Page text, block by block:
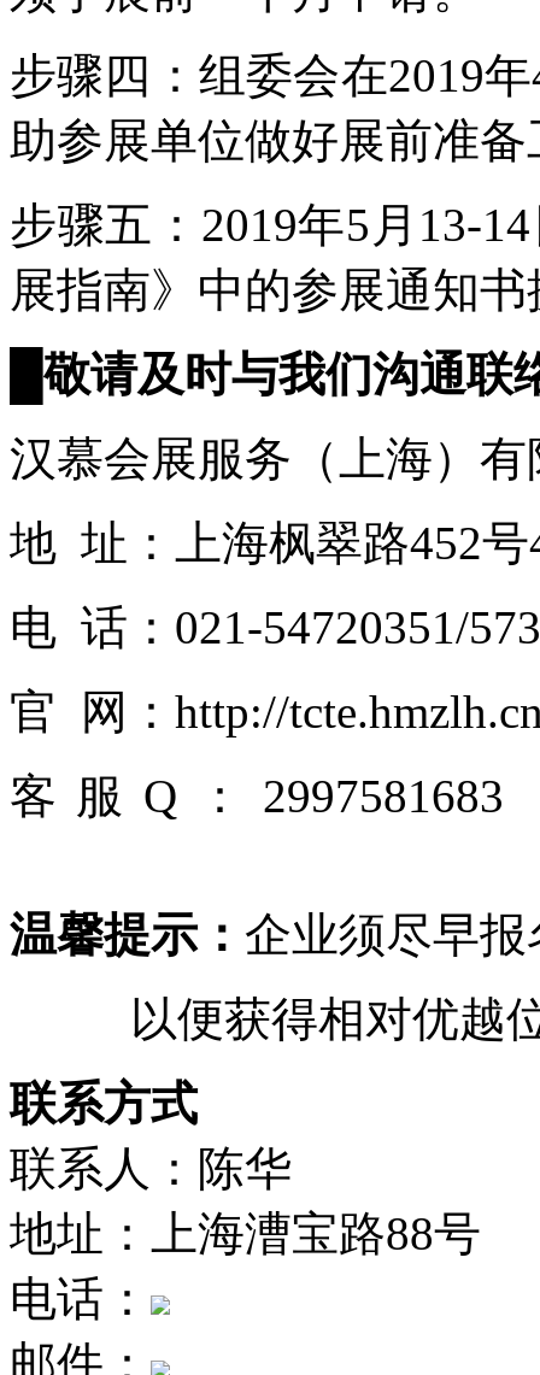
步骤四：组委会在2019
助参展单位做好展前准备
步骤五：2019年5月13-
展指南》中的参展通知
敬请及时与我们沟通联
汉慕会展服务（上海）有
地 址：上海枫翠路452
电 话：021-54720351/
官 网：http://
客服Q：
温馨提示： 企业须尽早报
以便获得相对优越
联系方式
联系人：陈华
地址：上海漕宝路88号
电话：
邮件：